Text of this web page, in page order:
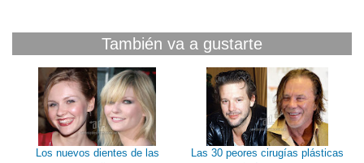
También va a gustarte
Los nuevos dientes de las
Las 30 peores cirugías plásticas